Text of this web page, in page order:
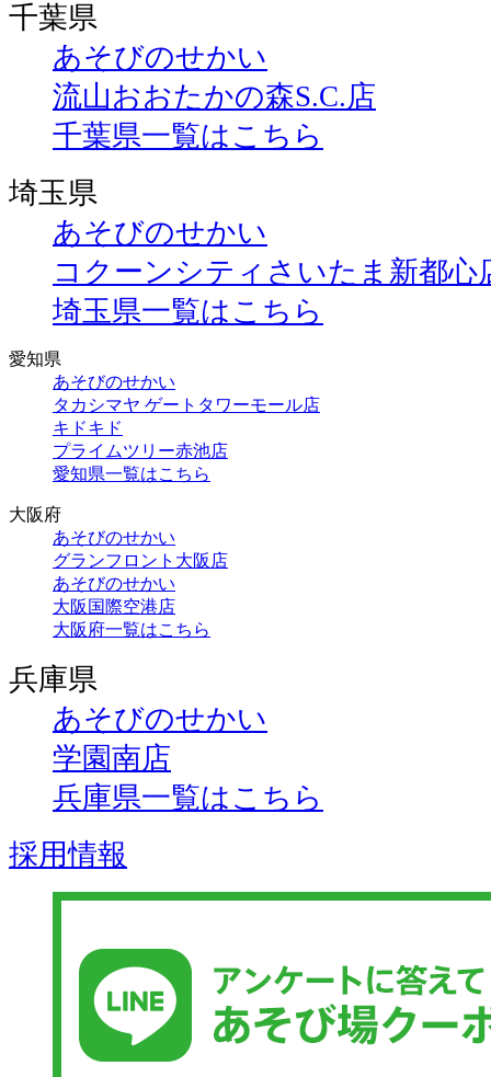
千葉県
あそびのせかい
流山おおたかの森S.C.店
千葉県一覧はこちら
埼玉県
あそびのせかい
コクーンシティさいたま新都心
埼玉県一覧はこちら
愛知県
あそびのせかい
タカシマヤ ゲートタワーモール店
キドキド
プライムツリー赤池店
愛知県一覧はこちら
大阪府
あそびのせかい
グランフロント大阪店
あそびのせかい
大阪国際空港店
大阪府一覧はこちら
兵庫県
あそびのせかい
学園南店
兵庫県一覧はこちら
採用情報